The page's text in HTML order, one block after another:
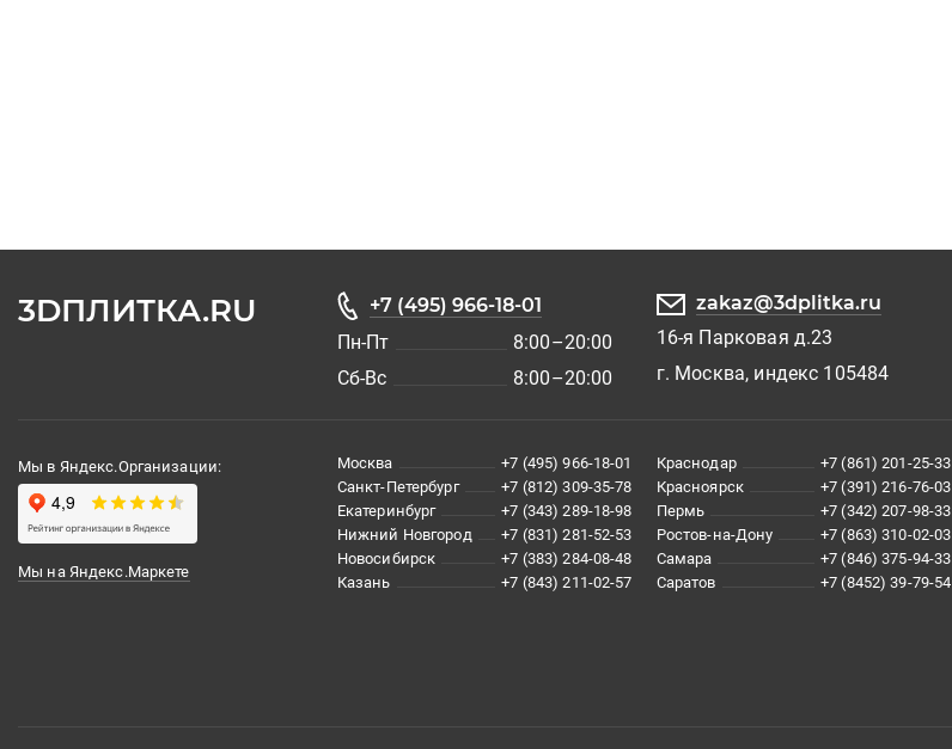
3DПЛИТКА.RU
+7 (495) 966-18-01
Пн-Пт
8:00–20:00
Сб-Вс
8:00–20:00
zakaz@3dplitka.ru
16-я Парковая д.23
г. Москва, индекс 105484
Мы в Яндекс.Организации:
Мы на Яндекс.Маркете
Москва
+7 (495) 966-18-01
Санкт-Петербург
+7 (812) 309-35-78
Екатеринбург
+7 (343) 289-18-98
Нижний Новгород
+7 (831) 281-52-53
Новосибирск
+7 (383) 284-08-48
Казань
+7 (843) 211-02-57
Краснодар
+7 (861) 201-25-33
Красноярск
+7 (391) 216-76-03
Пермь
+7 (342) 207-98-33
Ростов-на-Дону
+7 (863) 310-02-03
Самара
+7 (846) 375-94-33
Саратов
+7 (8452) 39-79-54